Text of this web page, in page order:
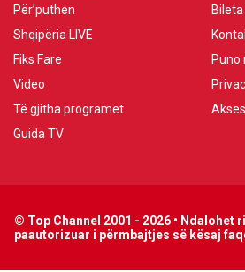
Për’puthen
Shqipëria LIVE
Fiks Fare
Video
Të gjitha programet
Guida TV
Bileta
Puno
© Top Channel 2001 - 2026 • Ndalohet
paautorizuar i përmbajtjes së kësaj